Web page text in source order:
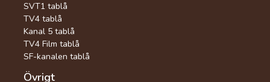
SVT1 tablå
TV4 tablå
Kanal 5 tablå
TV4 Film tablå
SF-kanalen tablå
Övrigt